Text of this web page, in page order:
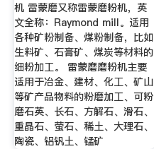
机 雷蒙磨又称雷蒙磨粉机，英
文全称：Raymond mill。适用
各种矿粉制备、煤粉制备，比如
生料矿、石膏矿、煤炭等材料的
细粉加工。 雷蒙磨磨粉机主要
适用于冶金、建材、化工、矿山
等矿产品物料的粉磨加工、可粉
磨石英、长石、方解石、滑石、
重晶石、萤石、稀土、大理石、
陶瓷、铝钒土、锰矿